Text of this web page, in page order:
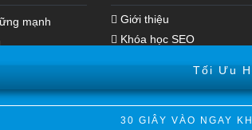
mạnh
Giới thiệu
Khóa học SEOKhóa Học
30 GIÂY VÀO NGAY